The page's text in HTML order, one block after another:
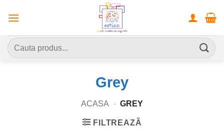
Caută
după:
Grey
ACASA - GREY
FILTREAZĂ